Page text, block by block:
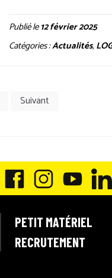
Publié le12 février 2025
Catégories :Actualités,
Suivant
F
A
C
I
N
S
Y
O
U
L
PETIT MATÉRIEL
RECRUTEMENT